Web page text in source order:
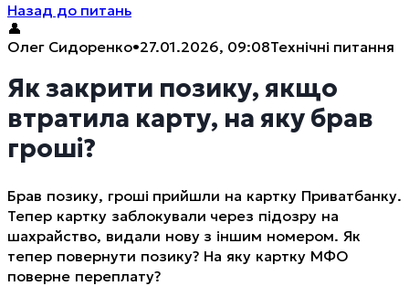
Назад до питань
👤
Олег Сидоренко•27.01.2026, 09:08Технічні питання
Як закрити позику, якщо
втратила карту, на яку брав
гроші?
Брав позику, гроші прийшли на картку Приватбанку.
Тепер картку заблокували через підозру на
шахрайство, видали нову з іншим номером. Як
тепер повернути позику? На яку картку МФО
поверне переплату?